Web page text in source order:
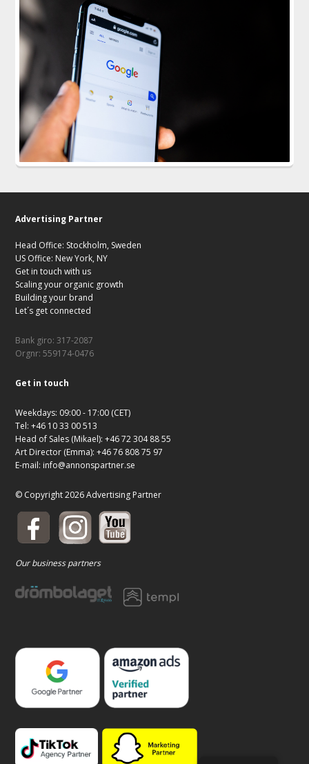
Advertising Partner
Head Office: Stockholm, Sweden
US Office: New York, NY
Get in touch with us
Scaling your organic growth
Building your brand
Let´s get connected
Bank giro: 317-2087
Orgnr: 559174-0476
Get in touch
Weekdays: 09:00 - 17:00 (CET)
Tel: +46 10 33 00 513
Head of Sales (Mikael): +46 72 304 88 55
Art Director (Emma): +46 76 808 75 97
E-mail: info@annonspartner.se
© Copyright 2026 Advertising Partner
Our business partners